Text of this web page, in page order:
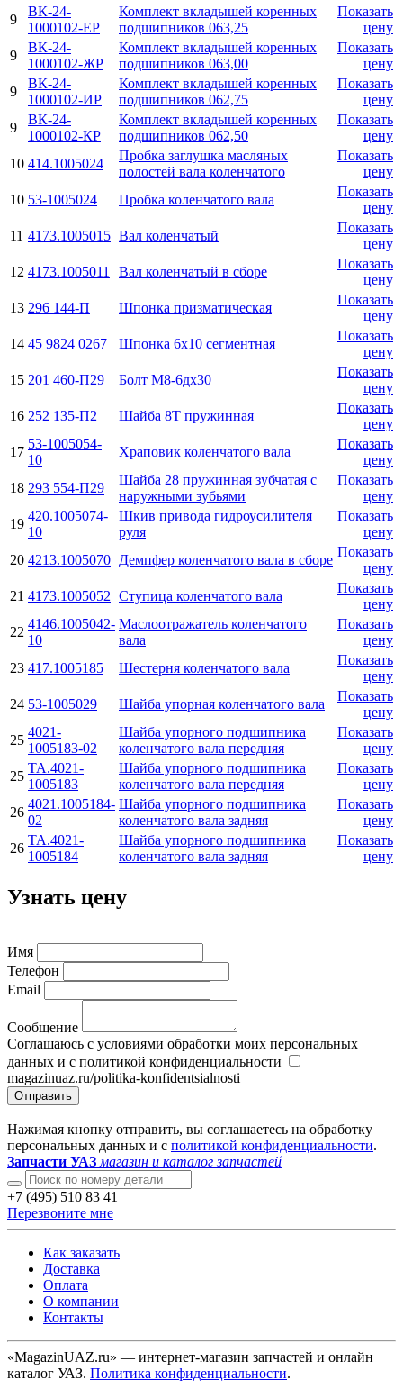
9
ВК-24-
1000102-ЕР
Комплект вкладышей коренных
подшипников 063,25
Показать
цену
9
ВК-24-
1000102-ЖР
Комплект вкладышей коренных
подшипников 063,00
Показать
цену
9
ВК-24-
1000102-ИР
Комплект вкладышей коренных
подшипников 062,75
Показать
цену
9
ВК-24-
1000102-КР
Комплект вкладышей коренных
подшипников 062,50
Показать
цену
10 414.1005024
Пробка заглушка масляных
полостей вала коленчатого
Показать
цену
10 53-1005024 Пробка коленчатого вала
Показать
цену
11 4173.1005015 Вал коленчатый
Показать
цену
12 4173.1005011 Вал коленчатый в сборе
Показать
цену
13 296 144-П Шпонка призматическая
Показать
цену
14 45 9824 0267 Шпонка 6х10 сегментная
Показать
цену
15 201 460-П29 Болт М8-6дх30
Показать
цену
16 252 135-П2 Шайба 8Т пружинная
Показать
цену
17
53-1005054-
10
Храповик коленчатого вала
Показать
цену
18 293 554-П29
Шайба 28 пружинная зубчатая с
наружными зубьями
Показать
цену
19
420.1005074-
10
Шкив привода гидроусилителя
руля
Показать
цену
20 4213.1005070 Демпфер коленчатого вала в сборе
Показать
цену
21 4173.1005052 Ступица коленчатого вала
Показать
цену
22
4146.1005042-
10
Маслоотражатель коленчатого
вала
Показать
цену
23 417.1005185 Шестерня коленчатого вала
Показать
цену
24 53-1005029 Шайба упорная коленчатого вала
Показать
цену
25
4021-
1005183-02
Шайба упорного подшипника
коленчатого вала передняя
Показать
цену
25
ТА.4021-
1005183
Шайба упорного подшипника
коленчатого вала передняя
Показать
цену
26
4021.1005184-
02
Шайба упорного подшипника
коленчатого вала задняя
Показать
цену
26
ТА.4021-
1005184
Шайба упорного подшипника
коленчатого вала задняя
Показать
цену
Узнать цену
Имя
Телефон
Email
Сообщение
Соглашаюсь с условиями обработки моих персональных
данных и с политикой конфиденциальности
magazinuaz.ru/politika-konfidentsialnosti
Отправить
Нажимая кнопку отправить, вы соглашаетесь на обработку
персональных данных и с политикой конфиденциальности.
Запчасти УАЗ магазин и каталог запчастей
+7 (495) 510 83 41
Перезвоните мне
Как заказать
Доставка
Оплата
О компании
Контакты
«MagazinUAZ.ru» — интернет-магазин запчастей и онлайн
каталог УАЗ. Политика конфиденциальности.